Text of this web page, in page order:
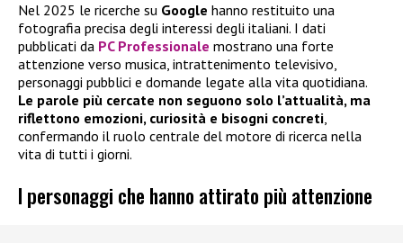
Nel 2025 le ricerche su Google hanno restituito una
fotografia precisa degli interessi degli italiani. I dati
pubblicati da PC Professionale mostrano una forte
attenzione verso musica, intrattenimento televisivo,
personaggi pubblici e domande legate alla vita quotidiana.
Le parole più cercate non seguono solo l’attualità, ma
riflettono emozioni, curiosità e bisogni concreti,
confermando il ruolo centrale del motore di ricerca nella
vita di tutti i giorni.
I personaggi che hanno attirato più attenzione